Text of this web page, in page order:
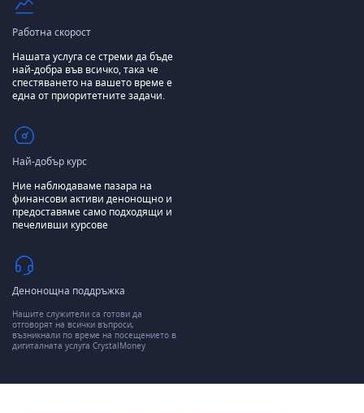
Работна скорост
Нашата услуга се стреми да бъде
най-добра във всичко, така че
спестяването на вашето време е
една от приоритетните задачи.
Най-добър курс
Ние наблюдаваме пазара на
финансови активи денонощно и
предоставяме само подходящи и
печеливши курсове
Денонощна поддръжка
Нашите служители са готови да
отговорят на всички въпроси,
възникнали по време на посещението в
дигиталната услуга CrystalMoney